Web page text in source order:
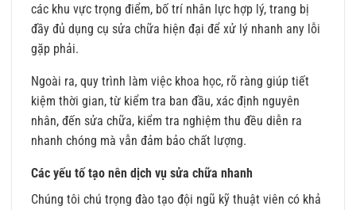
các khu vực trọng điểm, bố trí nhân lực hợp lý, trang bị
đầy đủ dụng cụ sửa chữa hiện đại để xử lý nhanh any lỗi
gặp phải.
Ngoài ra, quy trình làm việc khoa học, rõ ràng giúp tiết
kiệm thời gian, từ kiểm tra ban đầu, xác định nguyên
nhân, đến sửa chữa, kiểm tra nghiệm thu đều diễn ra
nhanh chóng mà vẫn đảm bảo chất lượng.
Các yếu tố tạo nên dịch vụ sửa chữa nhanh
Chúng tôi chú trọng đào tạo đội ngũ kỹ thuật viên có khả